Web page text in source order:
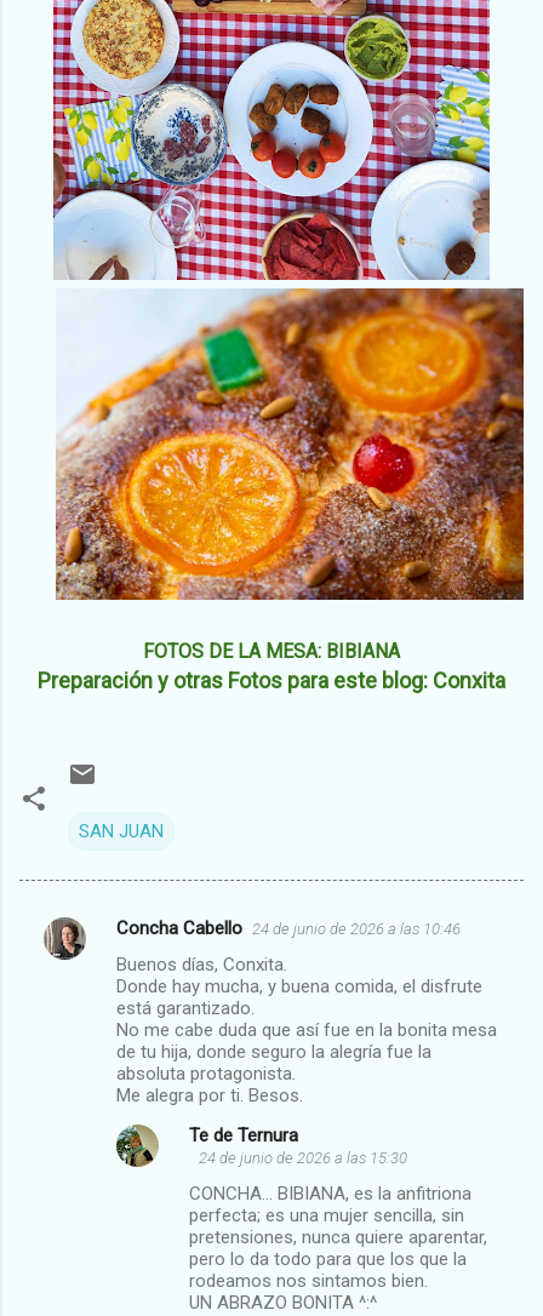
FOTOS DE LA MESA: BIBIANA
Preparación y otras Fotos para este blog: Conxita
SAN JUAN
C
Concha Cabello 24 de junio de 2026 a las 10:46
Buenos días, Conxita.
Donde hay mucha, y buena comida, el disfrute
está garantizado.
No me cabe duda que así fue en la bonita mesa
de tu hija, donde seguro la alegría fue la
absoluta protagonista.
Me alegra por ti. Besos.
Te de Ternura
24 de junio de 2026 a las 15:30
CONCHA... BIBIANA, es la anfitriona
perfecta; es una mujer sencilla, sin
pretensiones, nunca quiere aparentar,
pero lo da todo para que los que la
rodeamos nos sintamos bien.
UN ABRAZO BONITA ^:^